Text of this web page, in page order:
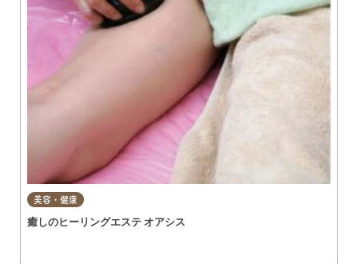
美容・健康
癒しのヒーリングエステ オアシス